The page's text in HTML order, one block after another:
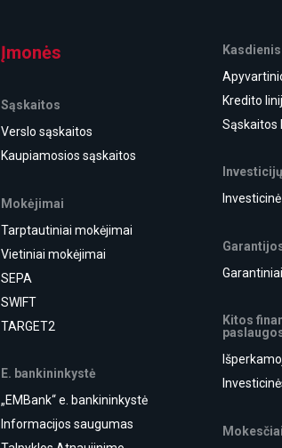
Įmonės
Sąskaitos
Verslo sąskaitos
Kaupiamosios sąskaitos
Mokėjimai
Tarptautiniai mokėjimai
Vietiniai mokėjimai
SEPA
SWIFT
TARGET2
E. bankininkystė
„EMBank“ e. bankininkystė
Informacijos saugumas
Kredito
Sąskaitos
Kitos